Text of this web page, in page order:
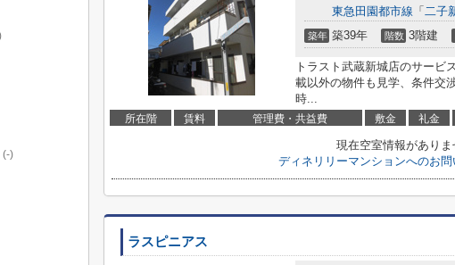
東急田園都市線 「 二子
築年 築39年 階数 3階建
トラスト武蔵新城店のサービ
載以外の物件も見学、条件交
時...
所在階 賃料 管理費・共益費 敷金 礼金
現在空室情報がありま
ディネリリーマンションへのお
ラスピニアス
(-)